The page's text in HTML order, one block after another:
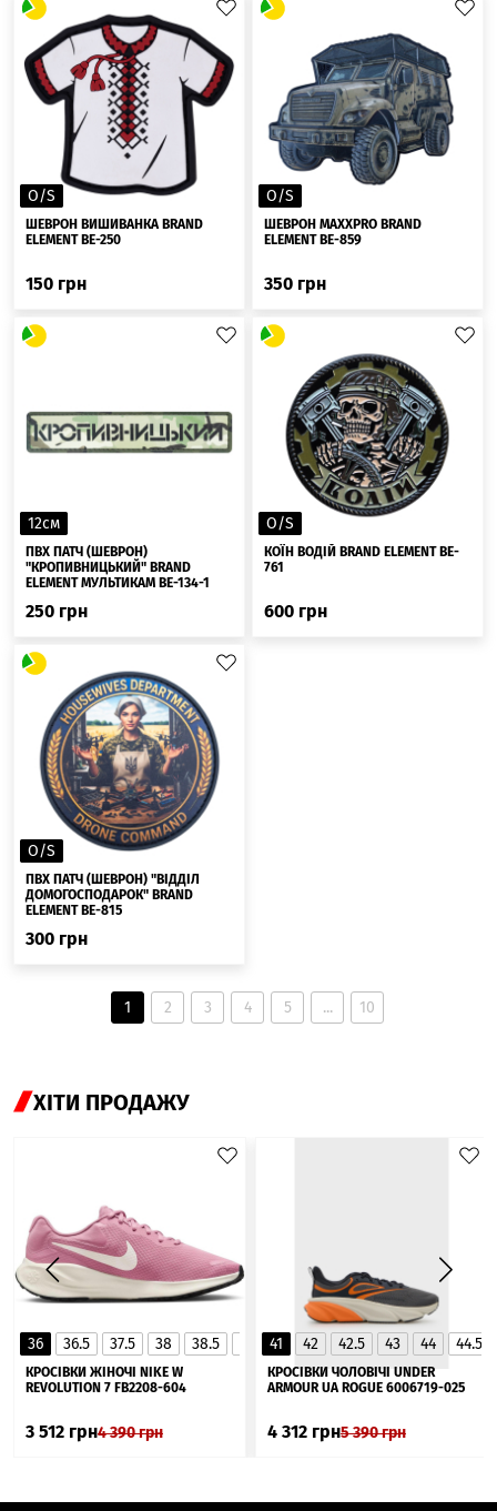
O/S
ШЕВРОН ВИШИВАНКА BRAND
ELEMENT BE-250
150 грн
O/S
ШЕВРОН MAXXPRO BRAND
ELEMENT BE-859
350 грн
12см
ПВХ ПАТЧ (ШЕВРОН)
"КРОПИВНИЦЬКИЙ" BRAND
ELEMENT МУЛЬТИКАМ BE-134-1
250 грн
O/S
КОЇН ВОДІЙ BRAND ELEMENT BE-
761
600 грн
O/S
ПВХ ПАТЧ (ШЕВРОН) "ВІДДІЛ
ДОМОГОСПОДАРОК" BRAND
ELEMENT BE-815
300 грн
1 2 3 4 5 ... 10
ХІТИ ПРОДАЖУ
36 36.5 37.5 38 38.5 40 40.5
41
▲
КРОСІВКИ ЖІНОЧІ NIKE W
REVOLUTION 7 FB2208-604
3 512 грн4 390грн
41 42 42.5 43 44 44.5
КРОСІВКИ ЧОЛОВІЧІ UNDER
ARMOUR UA ROGUE 6006719-025
4 312 грн5 390грн